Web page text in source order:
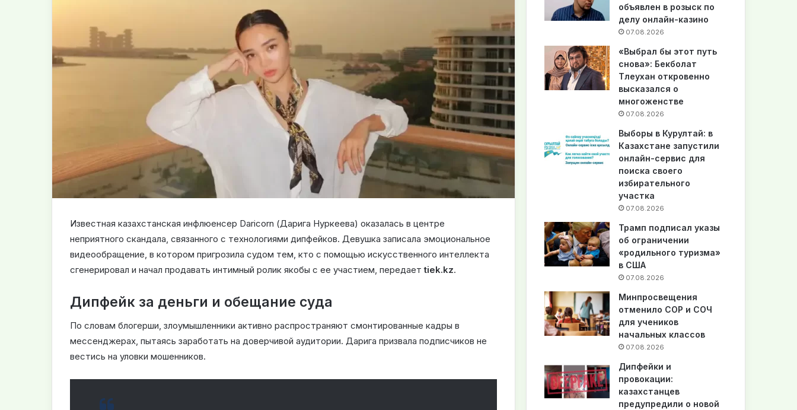
Известная казахстанская инфлюенсер Daricorn (Дарига Нуркеева) оказалась в центре
неприятного скандала, связанного с технологиями дипфейков. Девушка записала эмоциональное
видеообращение, в котором пригрозила судом тем, кто с помощью искусственного интеллекта
сгенерировал и начал продавать интимный ролик якобы с ее участием, передаетtiek.kz.
Дипфейк за деньги и обещание суда
По словам блогерши, злоумышленники активно распространяют смонтированные кадры в
мессенджерах, пытаясь заработать на доверчивой аудитории. Дарига призвала подписчиков не
вестись на уловки мошенников.
объявлен в розыск по
делу онлайн-казино
07.08.2026
«Выбрал бы этот путь
снова»: Бекболат
Тлеухан откровенно
высказался о
многоженстве
07.08.2026
Выборы в Курултай: в
Казахстане запустили
онлайн-сервис для
поиска своего
избирательного
участка
07.08.2026
Трамп подписал указы
об ограничении
«родильного туризма»
в США
07.08.2026
Минпросвещения
отменило СОР и СОЧ
для учеников
начальных классов
07.08.2026
Дипфейки и
провокации:
казахстанцев
предупредили о новой